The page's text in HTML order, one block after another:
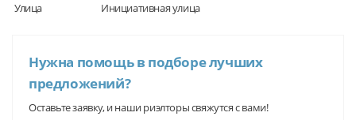
Улица
Инициативная улица
Нужна помощь в подборе лучших
предложений?
Оставьте заявку, и наши риэлторы свяжутся с вами!